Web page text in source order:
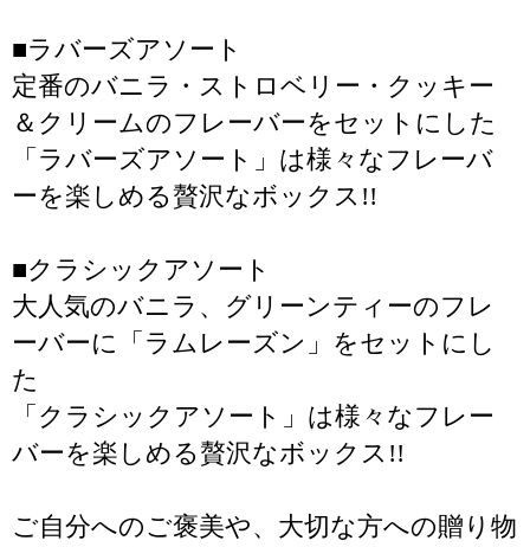
■ラバーズアソート
定番のバニラ・ストロベリー・クッキー
＆クリームのフレーバーをセットにした
「ラバーズアソート」は様々なフレーバ
ーを楽しめる贅沢なボックス!!
■クラシックアソート
大人気のバニラ、グリーンティーのフレ
ーバーに「ラムレーズン」をセットにし
た
「クラシックアソート」は様々なフレー
バーを楽しめる贅沢なボックス!!
ご自分へのご褒美や、大切な方への贈り物